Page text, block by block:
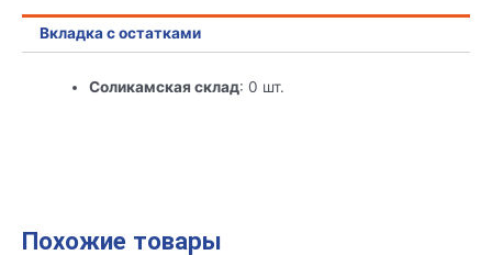
Вкладка с остатками
Соликамская склад: 0 шт.
Похожие товары